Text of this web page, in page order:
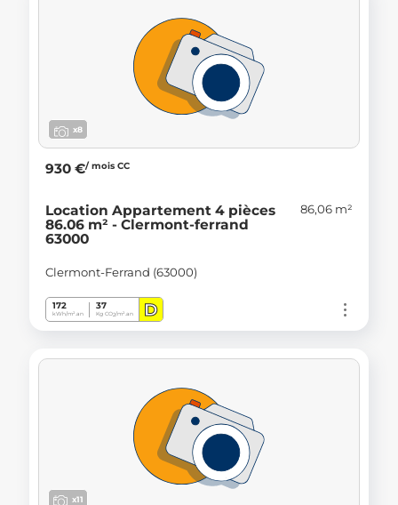
x8
930 €/ mois CC
Location Appartement 4 pièces
86.06 m² - Clermont-ferrand
63000
86,06 m²
Clermont-Ferrand (63000)
172
kWh/m².an
37
Kg CO2/m².an D
x11